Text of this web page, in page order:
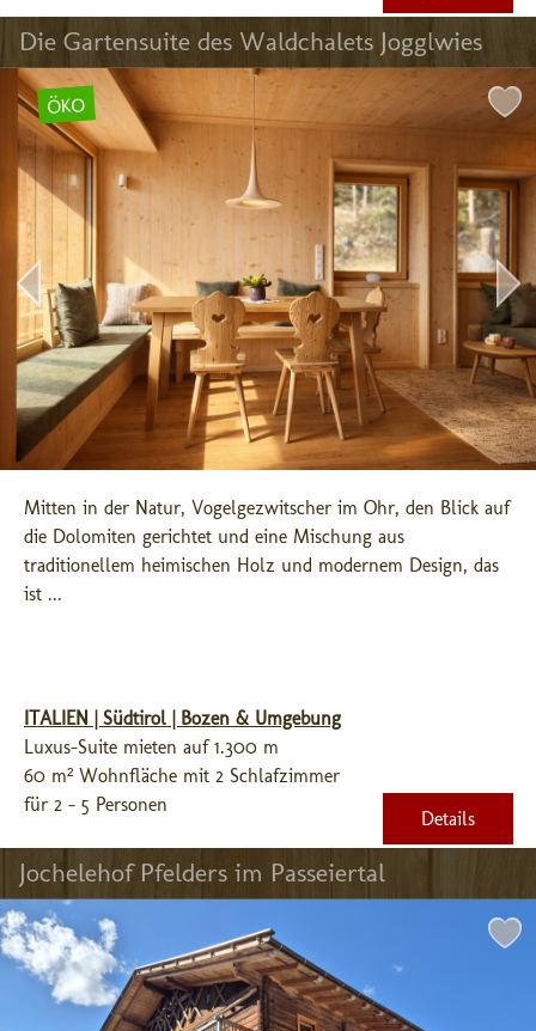
Die Gartensuite des Waldchalets Jogglwies
ÖKO
Mitten in der Natur, Vogelgezwitscher im Ohr, den Blick auf
die Dolomiten gerichtet und eine Mischung aus
traditionellem heimischen Holz und modernem Design, das
ist ...
ITALIEN | Südtirol | Bozen & Umgebung
Luxus-Suite mieten auf 1.300 m
60 m² Wohnfläche mit 2 Schlafzimmer
für 2 - 5 Personen
Details
Jochelehof Pfelders im Passeiertal